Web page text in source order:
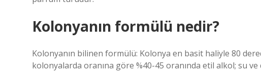
Kolonyanın formülü nedir?
Kolonyanın bilinen formülü: Kolonya en basit haliyle 80
kolonyalarda oranına göre %40-45 oranında etil alkol; su